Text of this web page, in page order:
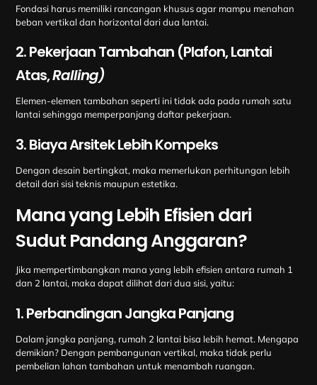
Fondasi harus memiliki rancangan khusus agar mampu menahan
beban vertikal dan horizontal dari dua lantai.
2. Pekerjaan Tambahan (Plafon, Lantai
Atas,Ralling)
Elemen-elemen tambahan seperti ini tidak ada pada rumah satu
lantai sehingga memperpanjang daftar pekerjaan.
3. Biaya Arsitek Lebih Kompeks
Dengan desain bertingkat, maka memerlukan perhitungan lebih
detail dari sisi teknis maupun estetika.
Mana yang Lebih Efisien dari
Sudut Pandang Anggaran?
Jika mempertimbangkan mana yang lebih efisien antara rumah 1
dan 2 lantai, maka dapat dilihat dari dua sisi, yaitu:
1. Perbandingan Jangka Panjang
Dalam jangka panjang, rumah 2 lantai bisa lebih hemat. Mengapa
demikian? Dengan pembangunan vertikal, maka tidak perlu
pembelian lahan tambahan untuk menambah ruangan.